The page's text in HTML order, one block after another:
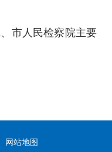
市人民检察院主要
网站地图